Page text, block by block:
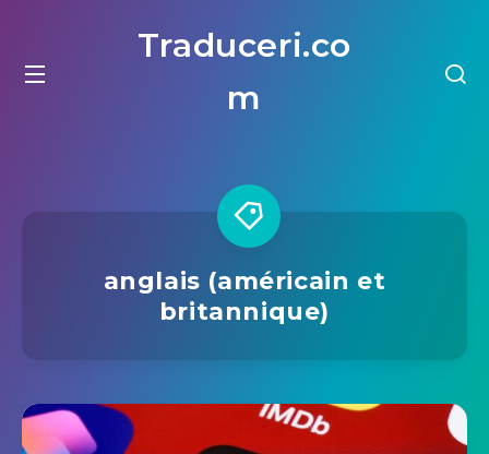
Traduceri.co
m
anglais (américain et
britannique)